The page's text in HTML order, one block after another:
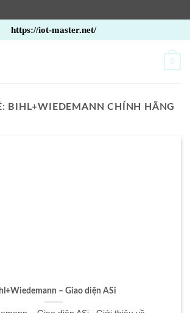
https://iot-master.net/
0
BIHL+WIEDEMANN CHÍNH HÃNG
– Giao diện ASi